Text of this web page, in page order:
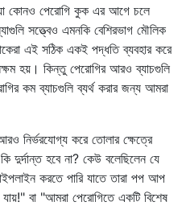
কোনও পেরোগি কুক এর আগে চলে
সত্ত্বেও এমনকি বেশিরভাগ মৌলিক
এই সঠিক একই পদ্ধতি ব্যবহার করে
হয়। কিন্তু পেরোগির আরও ব্যাচগুলি
কম ব্যাচগুলি ব্যর্থ করার জন্য আমরা
নির্ভরযোগ্য করে তোলার ক্ষেত্রে
দুর্দান্ত হবে না? কেউ বলেছিলেন যে
করতে পারি যাতে তারা পপ আপ
যায়!" বা "আমরা পেরোগিতে একটি বিশেষ